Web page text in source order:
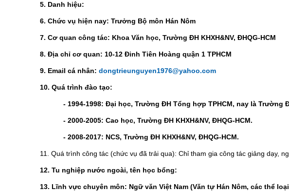
5. Danh hiệu:
6. Chức vụ hiện nay: Trưởng Bộ môn Hán Nôm
7. Cơ quan công tác: Khoa Văn học, Trường ĐH KHXH&NV, ĐHQG-HCM
8. Địa chỉ cơ quan: 10-12 Đinh Tiên Hoàng quận 1 TPHCM
9. Email cá nhân: dongtrieunguyen1976@yahoo.com
10. Quá trình đào tạo:
- 1994-1998: Đại học, Trường ĐH Tổng hợp TPHCM, nay là Trường ĐH
- 2000-2005: Cao học, Trường ĐH KHXH&NV, ĐHQG-HCM.
- 2008-2017: NCS, Trường ĐH KHXH&NV, ĐHQG-HCM.
11. Quá trình công tác (chức vụ đã trải qua): Chỉ tham gia công tác giảng dạy,
12. Tu nghiệp nước ngoài, tên học bổng:
13. Lĩnh vực chuyên môn: Ngữ văn Việt Nam (Văn tự Hán Nôm, các thể